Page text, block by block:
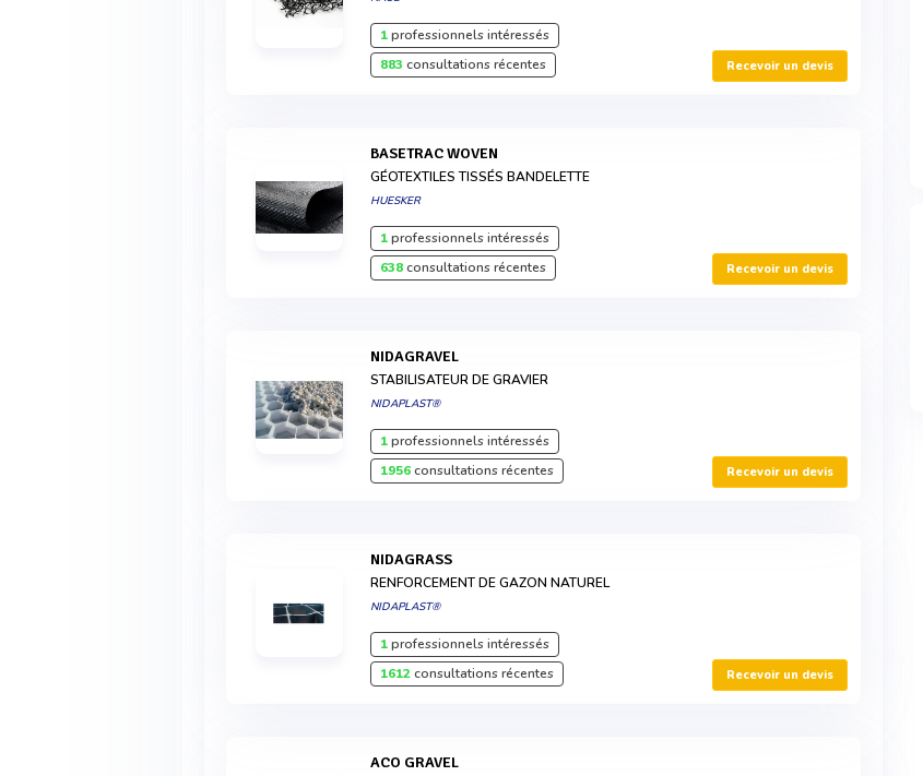
1professionnels intéressés
883 consultations récentes Recevoir un devis
BASETRAC WOVEN
GÉOTEXTILES TISSÉS BANDELETTE
HUESKER
1professionnels intéressés
638consultations récentes Recevoir un devis
NIDAGRAVEL
STABILISATEUR DE GRAVIER
NIDAPLAST®
1professionnels intéressés
1956consultations récentes Recevoir un devis
NIDAGRASS
RENFORCEMENT DE GAZON NATUREL
NIDAPLAST®
1professionnels intéressés
1612consultations récentes Recevoir un devis
ACO GRAVEL